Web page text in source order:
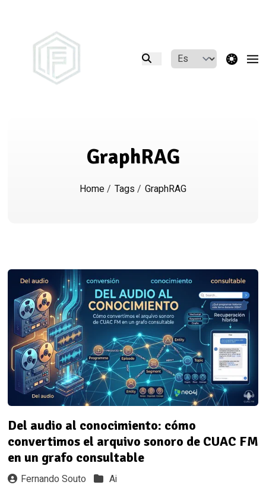
theme switcher
GraphRAG
Home/ Tags/ GraphRAG
Del audio al conocimiento: cómo
convertimos el arquivo sonoro de CUAC FM
en un grafo consultable
Fernando Souto
Ai